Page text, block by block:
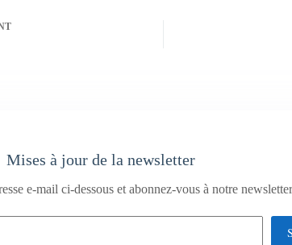
Mises à jour de la newsletter
e-mail ci-dessous et abonnez-vous à notre newsletter